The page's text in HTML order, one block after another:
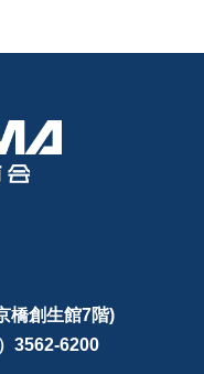
橋創生館7階)
3562-6200